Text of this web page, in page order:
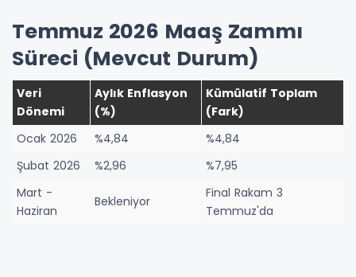
Temmuz 2026 Maaş Zammı
Süreci (Mevcut Durum)
Veri
Dönemi
Aylık Enflasyon
(%)
Kümülatif Toplam
(Fark)
Ocak 2026
%4,84
%4,84
Şubat 2026
%2,96
%7,95
Mart -
Haziran
Bekleniyor
Final Rakam 3
Temmuz'da